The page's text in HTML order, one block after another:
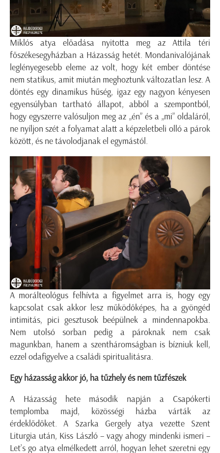
Miklós atya előadása nyitotta meg az Attila téri
főszékesegyházban a Házasság hetét. Mondanivalójának
leglényegesebb eleme az volt, hogy két ember döntése
nem statikus, amit miután meghoztunk változatlan lesz. A
döntés egy dinamikus hűség, igaz egy nagyon kényesen
egyensúlyban tartható állapot, abból a szempontból,
hogy egyszerre valósuljon meg az „én” és a „mi” oldaláról,
ne nyíljon szét a folyamat alatt a képzeletbeli olló a párok
között, és ne távolodjanak el egymástól.
A morálteológus felhívta a figyelmet arra is, hogy egy
kapcsolat csak akkor lesz működőképes, ha a gyöngéd
intimitás, pici gesztusok beépülnek a mindennapokba.
Nem utolsó sorban pedig a pároknak nem csak
magunkban, hanem a szentháromságban is bízniuk kell,
ezzel odafigyelve a családi spiritualitásra.
Egy házasság akkor jó, ha tűzhely és nem tűzfészek
A Házasság hete második napján a Csapókerti
templomba majd, közösségi házba várták az
érdeklődőket. A Szarka Gergely atya vezette Szent
Liturgia után, Kiss László – vagy ahogy mindenki ismeri –
Let’s go atya elmélkedett arról, hogyan lehet szeretni egy